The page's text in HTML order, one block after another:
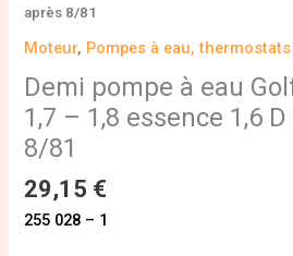
après 8/81
Moteur, Pompes à eau,
Demi pompe à eau
1,7 – 1,8 essence 1,6
8/81
29,15 €
255 028 – 1
après
8/81